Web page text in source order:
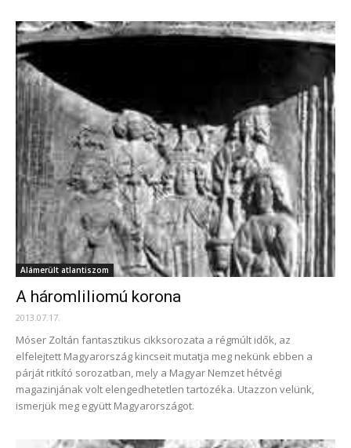
Alámerült atlantiszom
A háromliliomú korona
2013.07.17.
Móser Zoltán fantasztikus cikksorozata a régmúlt idők, az
elfelejtett Magyarország kincseit mutatja meg nekünk ebben a
párját ritkító sorozatban, mely a Magyar Nemzet hétvégi
magazinjának volt elengedhetetlen tartozéka. Utazzon velünk,
ismerjük meg együtt Magyarországot.